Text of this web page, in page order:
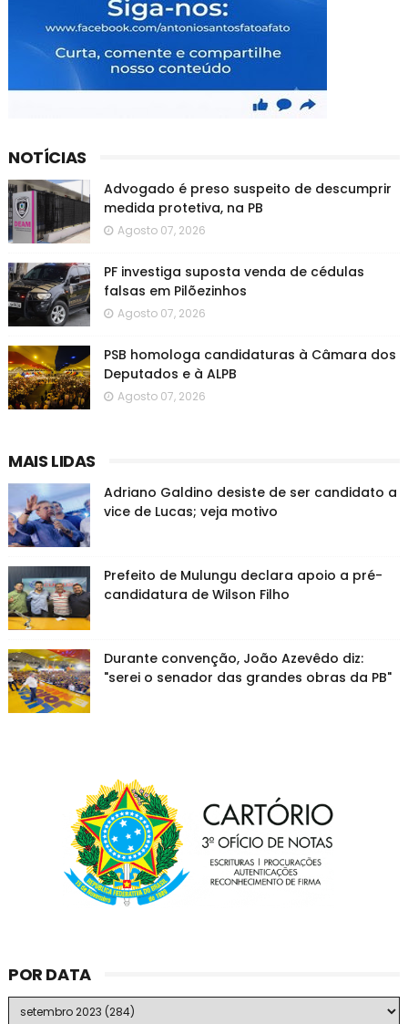
NOTÍCIAS
Advogado é preso suspeito de descumprir
medida protetiva, na PB
Agosto 07, 2026
PF investiga suposta venda de cédulas
falsas em Pilõezinhos
Agosto 07, 2026
PSB homologa candidaturas à Câmara dos
Deputados e à ALPB
Agosto 07, 2026
MAIS LIDAS
Adriano Galdino desiste de ser candidato a
vice de Lucas; veja motivo
Prefeito de Mulungu declara apoio a pré-
candidatura de Wilson Filho
Durante convenção, João Azevêdo diz:
"serei o senador das grandes obras da PB"
POR DATA